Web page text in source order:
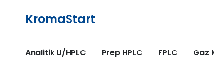
KromaStart
Analitik U/HPLC Prep HPLC FPLC Gaz